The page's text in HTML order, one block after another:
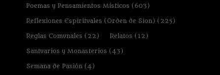
Poemas y Pensamientos Místicos (603)
Reflexiones Espirituales (Orden de Sion) (225)
Reglas Comunales (22) Relatos (12)
Santuarios y Monasterios (43)
Semana de Pasión(4)